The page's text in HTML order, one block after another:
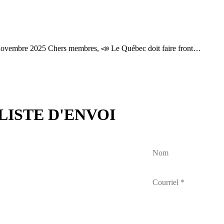
2025 Chers membres, 📣 Le Québec doit faire front…
D'ENVOI